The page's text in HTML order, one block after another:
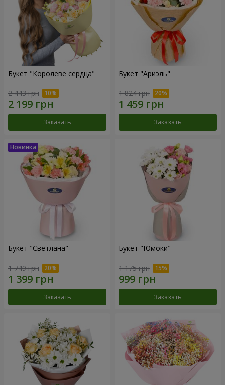
Букет "Королеве сердца"
2 443 грн
Заказать
Букет "Ариэль"
1 824 грн
Заказать
Букет "Светлана"
1 749 грн
Заказать
Букет "Юмоки"
1 175 грн
Заказать